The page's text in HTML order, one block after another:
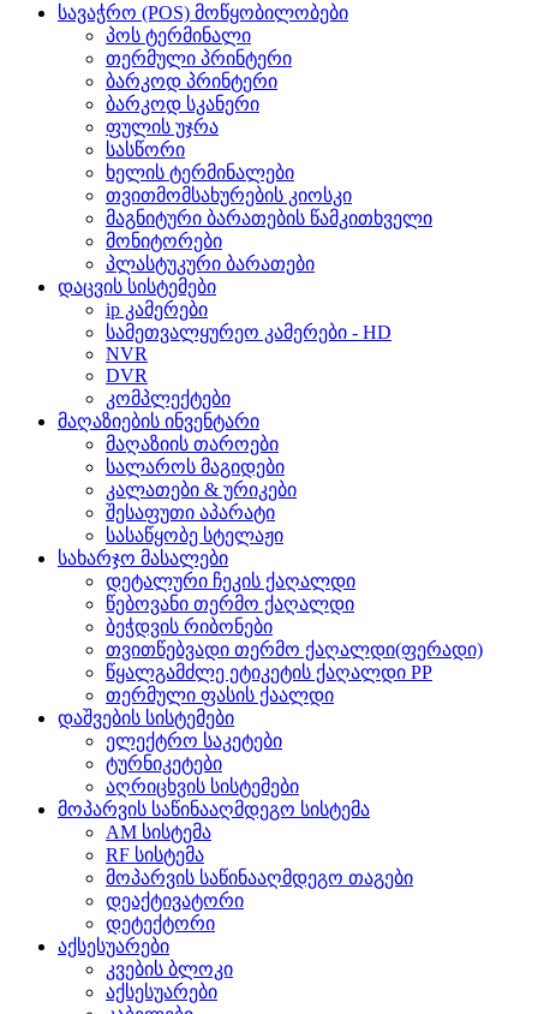
სავაჭრო (POS) მოწყობილობები
პოს ტერმინალი
თერმული პრინტერი
ბარკოდ პრინტერი
ბარკოდ სკანერი
ფულის უჯრა
სასწორი
ხელის ტერმინალები
თვითმომსახურების კიოსკი
მაგნიტური ბარათების წამკითხველი
მონიტორები
პლასტუკური ბარათები
დაცვის სისტემები
ip კამერები
სამეთვალყურეო კამერები - HD
NVR
DVR
კომპლექტები
მაღაზიების ინვენტარი
მაღაზიის თაროები
სალაროს მაგიდები
კალათები & ურიკები
შესაფუთი აპარატი
სასაწყობე სტელაჟი
სახარჯო მასალები
დეტალური ჩეკის ქაღალდი
წებოვანი თერმო ქაღალდი
ბეჭდვის რიბონები
თვითწებვადი თერმო ქაღალდი(ფერადი)
წყალგამძლე ეტიკეტის ქაღალდი PP
თერმული ფასის ქაალდი
დაშვების სისტემები
ელექტრო საკეტები
ტურნიკეტები
აღრიცხვის სისტემები
მოპარვის საწინააღმდეგო სისტემა
AM სისტემა
RF სისტემა
მოპარვის საწინააღმდეგო თაგები
დეაქტივატორი
დეტექტორი
აქსესუარები
კვების ბლოკი
აქსესუარები